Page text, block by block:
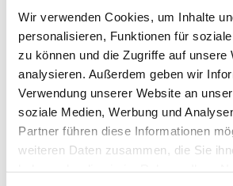
Wir verwenden Cookies, um Inhalte
personalisieren, Funktionen für
zu können und die Zugriffe auf unsere
analysieren. Außerdem geben wir
Verwendung unserer Website an
soziale Medien, Werbung und
Partner führen diese Informationen
weiteren Daten zusammen, die Sie
Öffentliche Verkehrsmittel
Karten
Weitere Informationen